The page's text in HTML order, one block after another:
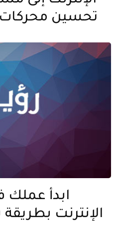
تحسين محركات
ابدأ عملك
الإنترنت